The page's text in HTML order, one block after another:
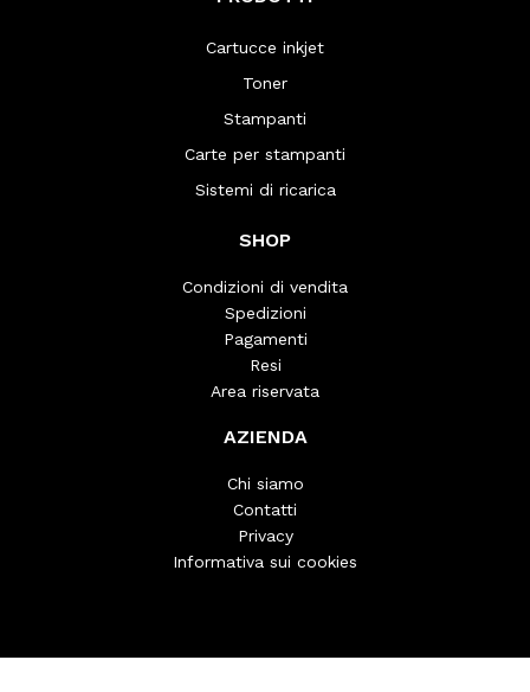
Cartucce inkjet
Toner
Stampanti
Carte per stampanti
Sistemi di ricarica
SHOP
Condizioni di vendita
Spedizioni
Pagamenti
Resi
Area riservata
AZIENDA
Chi siamo
Contatti
Privacy
Informativa sui cookies